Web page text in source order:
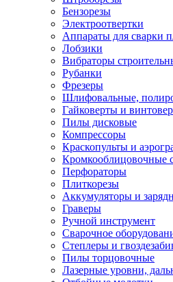
Бензорезы
Электроотвертки
Аппараты для сварки
Лобзики
Вибраторы
Рубанки
Фрезеры
Шлифовальные,
Гайковерты и
Пилы дисковые
Компрессоры
Краскопульты и
Кромкооблицовочные
Перфораторы
Плиткорезы
Аккумуляторы и
Граверы
Ручной инструмент
Сварочное
Степлеры и
Пилы торцовочные
Лазерные уровни,